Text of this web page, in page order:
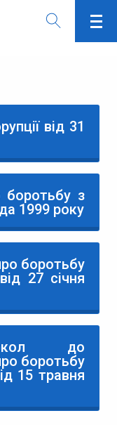
від 31
боротьбу з
1999 року
боротьбу
27 січня
до
боротьбу
15 травня